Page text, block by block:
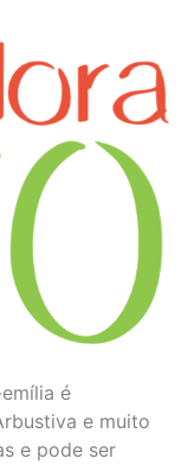
é
e muito
e pode ser